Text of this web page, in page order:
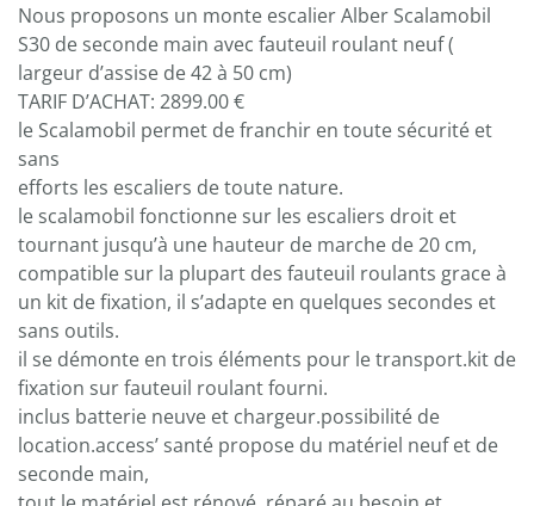
Nous proposons un monte escalier Alber Scalamobil
S30 de seconde main avec fauteuil roulant neuf (
largeur d’assise de 42 à 50 cm)
TARIF D’ACHAT: 2899.00 €
le Scalamobil permet de franchir en toute sécurité et
sans
efforts les escaliers de toute nature.
le scalamobil fonctionne sur les escaliers droit et
tournant jusqu’à une hauteur de marche de 20 cm,
compatible sur la plupart des fauteuil roulants grace à
un kit de fixation, il s’adapte en quelques secondes et
sans outils.
il se démonte en trois éléments pour le transport.kit de
fixation sur fauteuil roulant fourni.
inclus batterie neuve et chargeur.possibilité de
location.access’ santé propose du matériel neuf et de
seconde main,